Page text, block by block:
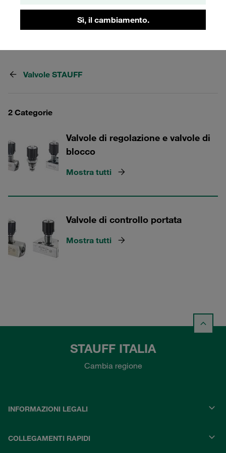
Sì, il cambiamento.
protezione Stauff zinco/nichel di serie. Per applicazioni
Valvole STAUFF
2 Categorie
Valvole di regolazione e valvole di
blocco
Mostra tutti
Valvole di controllo portata
Mostra tutti
STAUFF ITALIA
Cambia regione
INFORMAZIONI LEGALI
COLLEGAMENTI RAPIDI